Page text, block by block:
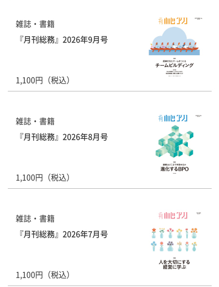
雑誌・書籍
『月刊総務』2026年9月号
1,100円（税込）
雑誌・書籍
『月刊総務』2026年8月号
1,100円（税込）
雑誌・書籍
『月刊総務』2026年7月号
1,100円（税込）